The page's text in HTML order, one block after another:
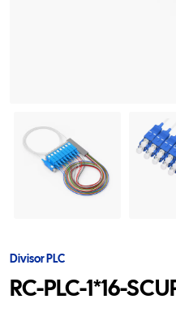
Divisor PLC
RC-PLC-1*16-